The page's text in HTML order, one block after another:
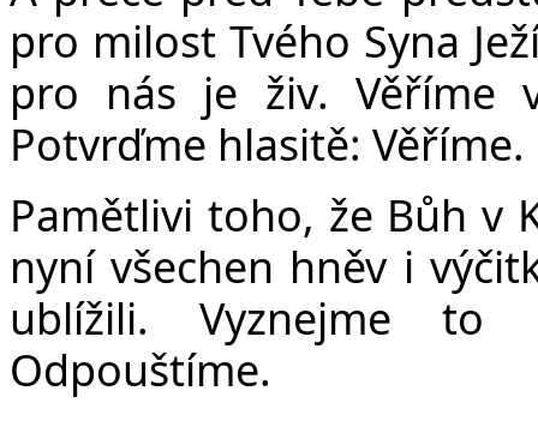
pro milost Tvého Syna
pro nás je živ. Věříme
Potvrďme hlasitě: Věříme.
Pamětlivi toho, že Bůh v
nyní všechen hněv i
ublížili. Vyznejme to
Odpouštíme.